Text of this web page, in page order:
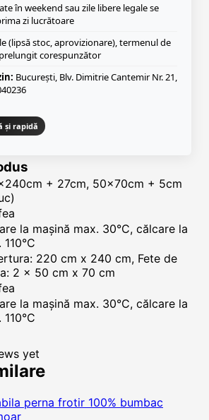
în weekend sau zile libere legale se
zi lucrătoare
(lipsă stoc, aprovizionare), termenul de
corespunzător
București, Blv. Dimitrie Cantemir Nr. 21,
și rapidă
+ 27cm, 50x70cm + 5cm
la mașină max. 30°C, călcare la
110°C
220 cm x 240 cm, Fete de
2 x 50 cm x 70 cm
la mașină max. 30°C, călcare la
110°C
yet